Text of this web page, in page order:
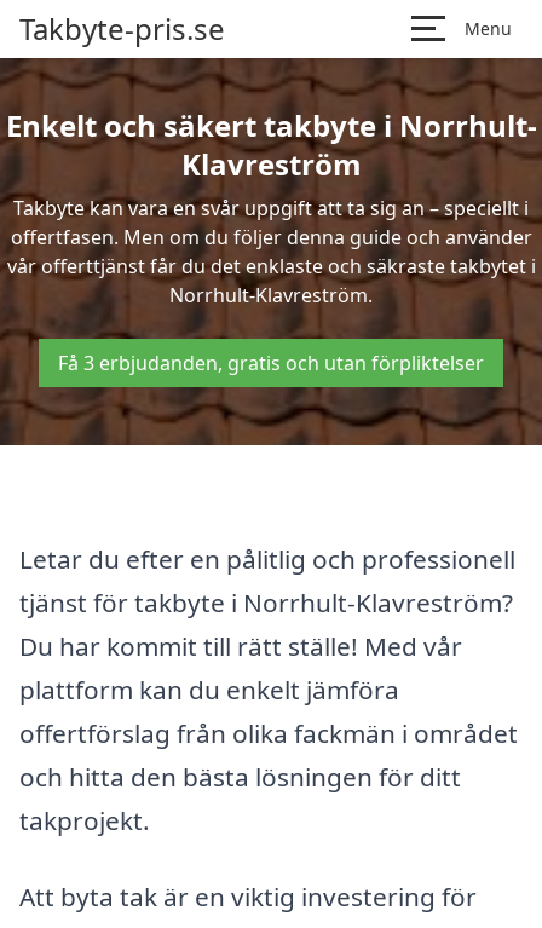
Takbyte-pris.se Menu
Enkelt och säkert takbyte i Norrhult-
Klavreström
Takbyte kan vara en svår uppgift att ta sig an – speciellt i
offertfasen. Men om du följer denna guide och använder
vår offerttjänst får du det enklaste och säkraste takbytet i
Norrhult-Klavreström.
Få 3 erbjudanden, gratis och utan förpliktelser
Letar du efter en pålitlig och professionell
tjänst för takbyte i Norrhult-Klavreström?
Du har kommit till rätt ställe! Med vår
plattform kan du enkelt jämföra
offertförslag från olika fackmän i området
och hitta den bästa lösningen för ditt
takprojekt.
Att byta tak är en viktig investering för